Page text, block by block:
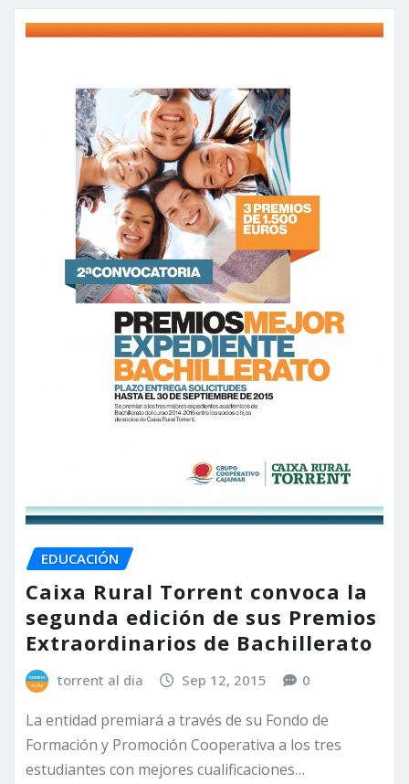
EDUCACIÓN
Caixa Rural Torrent convoca la
segunda edición de sus Premios
Extraordinarios de Bachillerato
torrent al dia Sep 12, 2015 0
La entidad premiará a través de su Fondo de
Formación y Promoción Cooperativa a los tres
estudiantes con mejores cualificaciones…